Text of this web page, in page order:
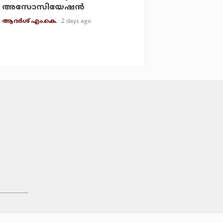
അസോസിയേഷന്‍
ആദർശ് എം.കെ. 2 days ago